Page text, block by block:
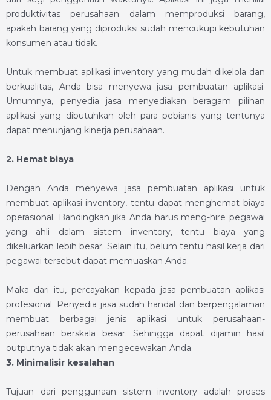
produktivitas perusahaan dalam memproduksi barang,
apakah barang yang diproduksi sudah mencukupi kebutuhan
konsumen atau tidak.
Untuk membuat aplikasi inventory yang mudah dikelola dan
berkualitas, Anda bisa menyewa jasa pembuatan aplikasi.
Umumnya, penyedia jasa menyediakan beragam pilihan
aplikasi yang dibutuhkan oleh para pebisnis yang tentunya
dapat menunjang kinerja perusahaan.
2. Hemat biaya
Dengan Anda menyewa jasa pembuatan aplikasi untuk
membuat aplikasi inventory, tentu dapat menghemat biaya
operasional. Bandingkan jika Anda harus meng-hire pegawai
yang ahli dalam sistem inventory, tentu biaya yang
dikeluarkan lebih besar. Selain itu, belum tentu hasil kerja dari
pegawai tersebut dapat memuaskan Anda.
Maka dari itu, percayakan kepada jasa pembuatan aplikasi
profesional. Penyedia jasa sudah handal dan berpengalaman
membuat berbagai jenis aplikasi untuk perusahaan-
perusahaan berskala besar. Sehingga dapat dijamin hasil
outputnya tidak akan mengecewakan Anda.
3. Minimalisir kesalahan
Tujuan dari penggunaan sistem inventory adalah proses